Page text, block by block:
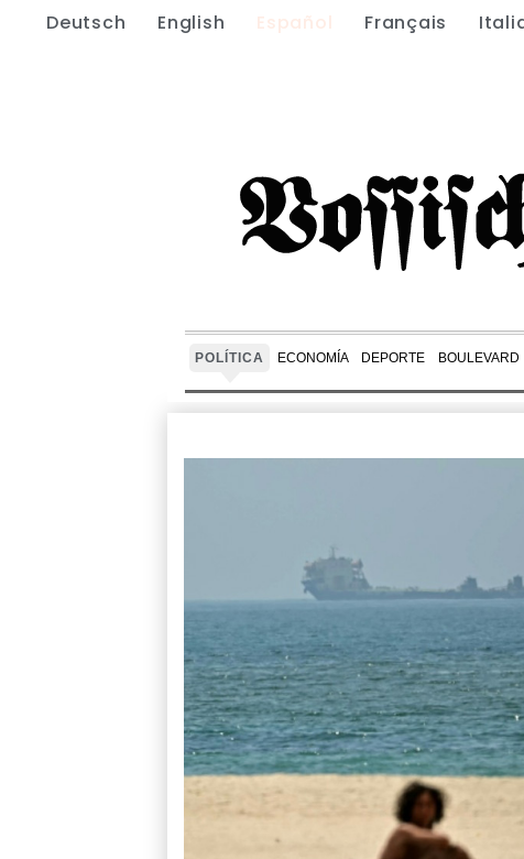
Deutsch English Español Français
POLÍTICA ECONOMÍA DEPORTE BOULEVARD